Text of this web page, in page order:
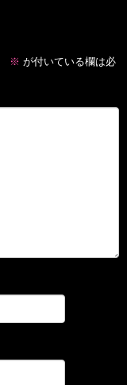
※ が付いている欄は必